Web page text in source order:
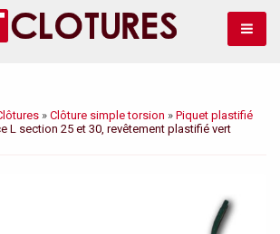
» Clôture simple torsion » Piquet plastifié
L section 25 et 30, revêtement plastifié vert